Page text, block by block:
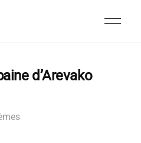
d’Arevako